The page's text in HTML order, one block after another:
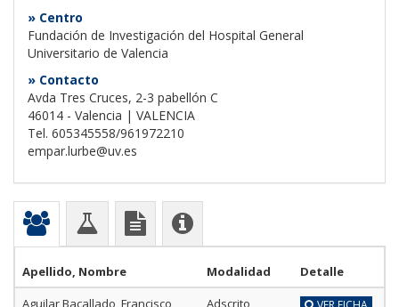
» Centro
Fundación de Investigación del Hospital General
Universitario de Valencia
» Contacto
Avda Tres Cruces, 2-3 pabellón C
46014 - Valencia | VALENCIA
Tel. 605345558/961972210
empar.lurbe@uv.es
Apellido, Nombre Modalidad
Detalle
Aguilar Bacallado, Francisco
Adscrito